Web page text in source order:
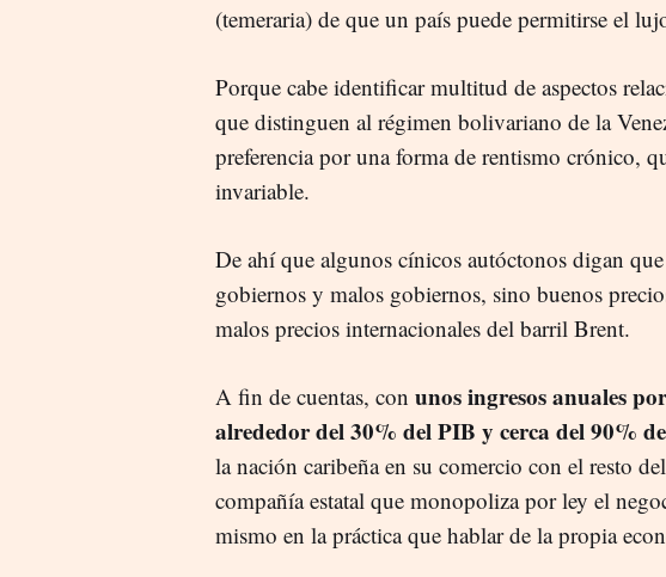
(temeraria) de que un país puede permitirse el
Porque cabe identificar multitud de aspectos
que distinguen al régimen bolivariano de la
preferencia por una forma de rentismo crónico,
invariable.
De ahí que algunos cínicos autóctonos digan
gobiernos y malos gobiernos, sino buenos
malos precios internacionales del barril Brent.
A fin de cuentas, con unos ingresos anuales
alrededor del 30% del PIB y cerca del 90%
la nación caribeña en su comercio con el resto
compañía estatal que monopoliza por ley el
mismo en la práctica que hablar de la propia